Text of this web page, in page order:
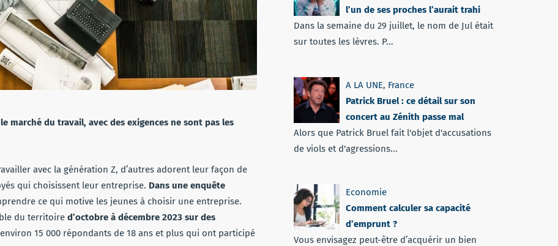
marché du travail, avec des exigences ne sont pas les
avec la génération Z, d’autres adorent leur façon de
qui choisissent leur entreprise. Dans une enquête
ce qui motive les jeunes à choisir une entreprise.
du territoire d’octobre à décembre 2023 sur des
15 000 répondants de 18 ans et plus qui ont participé
l’un de ses proches l’aurait trahi
Dans la semaine du 29 juillet, le nom de Jul était
sur toutes les lèvres. P...
A LA UNE, France
Patrick Bruel : ce détail sur son
concert au Zénith passe mal
Alors que Patrick Bruel fait l'objet d'accusations
de viols et d'agressions...
Economie
Comment calculer sa capacité
d’emprunt ?
Vous envisagez peut-être d’acquérir un bien